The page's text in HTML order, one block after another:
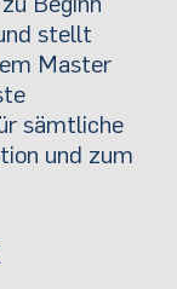
stellt
Master
sämtliche
und zum